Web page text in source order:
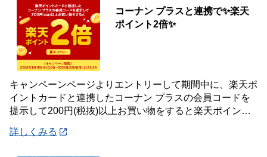
コーナン プラスと連携で✨楽天
ポイント2倍✨
キャンペーンページよりエントリーして期間中に、楽天ポ
イントカードと連携したコーナン プラスの会員コードを
提示して200円(税抜)以上お買い物をすると楽天ポイント2
詳しくみる